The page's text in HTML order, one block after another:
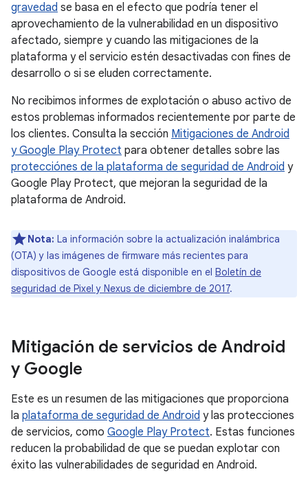
gravedad se basa en el efecto que podría tener el
aprovechamiento de la vulnerabilidad en un dispositivo
afectado, siempre y cuando las mitigaciones de la
plataforma y el servicio estén desactivadas con fines de
desarrollo o si se eluden correctamente.
No recibimos informes de explotación o abuso activo de
estos problemas informados recientemente por parte de
los clientes. Consulta la sección Mitigaciones de Android
y Google Play Protect para obtener detalles sobre las
protecciónes de la plataforma de seguridad de Android y
Google Play Protect, que mejoran la seguridad de la
plataforma de Android.
Nota: La información sobre la actualización inalámbrica
(OTA) y las imágenes de firmware más recientes para
dispositivos de Google está disponible en el Boletín de
seguridad de Pixel y Nexus de diciembre de 2017.
Mitigación de servicios de Android
y Google
Este es un resumen de las mitigaciones que proporciona
la plataforma de seguridad de Android y las protecciones
de servicios, como Google Play Protect. Estas funciones
reducen la probabilidad de que se puedan explotar con
éxito las vulnerabilidades de seguridad en Android.